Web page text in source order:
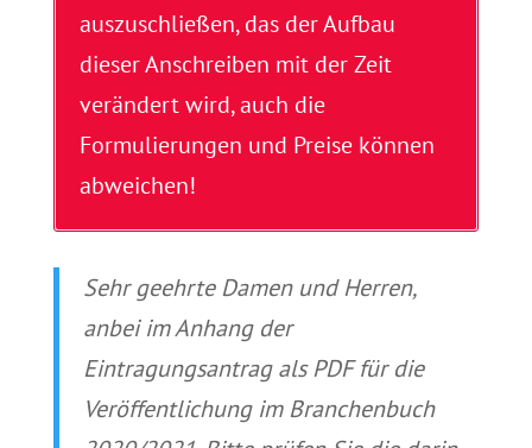
auszuschließen, das der Aufbau
dieser Anschreiben mit der Zeit
verändert wird, auch die
Formulierungen und Preise können
abweichen!
Sehr geehrte Damen und Herren,
anbei im Anhang der
Eintragungsantrag als PDF für die
Veröffentlichung im Branchenbuch